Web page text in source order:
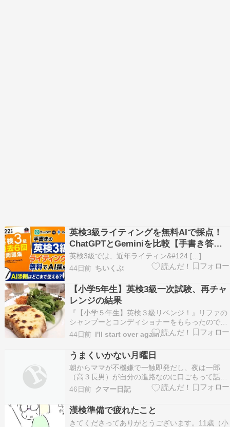
英検3級ライティングを無料AIで採点！
ChatGPTとGeminiを比較【手書き答案
を検証】
英検3級では、近年ライティン&#124 […]
44日前 ちいくぶ
【小学5年生】英検3級一次試験、再チャ
レンジの結果
『【小学５年生】英検３級リベンジ！』リファの
シャンプーとコンディショナーをもらったのです
が、、、私は決まったのしか使わないので、おば
にあげたらサラサラになったと喜んでくれました
❤︎ヨカッタ公式店…ameblo.jp 今回の英検3級（一
次試験）… リベンジ成功で合格しました。 前…
44日前 I'll start over again.
うまくいかない月曜日
朝からママが不機嫌で一触即発だし、夜は一郎
（高３長男）が自分の進路なのに口ごもって話に
ならないし。昨日は昔風に言うなら天中殺とか大
殺界とかでした。朝３時に起きて１日ずっと忙し
く動いてたのに。参った。思い出したくもない。
★あとがきうるさい父親なんてこの家には用済み
なんだろう。立ち去…
46日前 クマー日記
漢検準備で疲れたこと
きてくださってありがとうございます。11歳（小